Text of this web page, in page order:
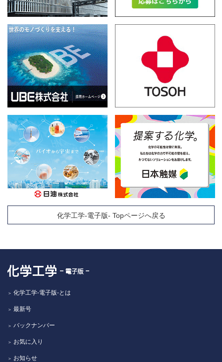
化学工学-電子版- Topページへ戻る
化学工学-電子版-とは
最新号
バックナンバー
お気に入り
お知らせ